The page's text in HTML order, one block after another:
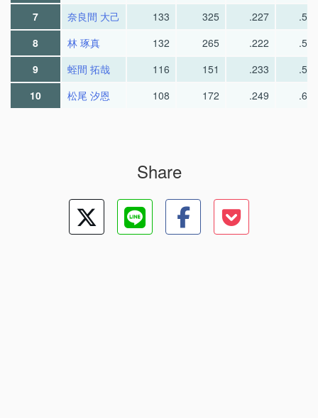
7
奈良間 大己 133 325 .227
.587
8
林 琢真 132 265 .222
.567
9
蛭間 拓哉 116 151 .233
.577
10
松尾 汐恩 108 172 .249 .652
Share